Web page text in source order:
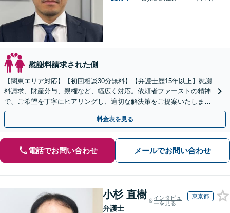
慰謝料請求された側
【関東エリア対応】【初回相談30分無料】【弁護士歴15年以上】慰謝
料請求、財産分与、親権など、幅広く対応。依頼者ファーストの精神
で、ご希望を丁寧にヒアリングし、適切な解決策をご提案いたしま
す。まずは無料相談でお悩みをお聞かせください。
料金表を見る
電話でお問い合わせ メールでお問い合わせ
小杉 直樹
弁護士
インタビュ
ーを見る
東京都